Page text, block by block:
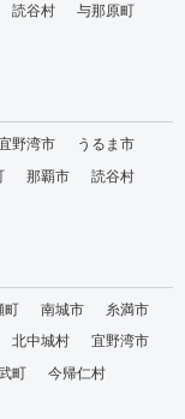
読谷村
与那原町
野湾市
うるま市
那覇市
読谷村
町 南城市
糸満市
北中城村
宜野湾市
町
今帰仁村